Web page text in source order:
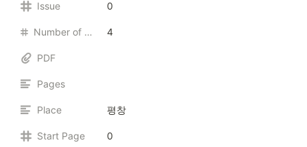
Issue 0
Number of Authors 4
PDF
Pages
Place 평창
Start Page 0